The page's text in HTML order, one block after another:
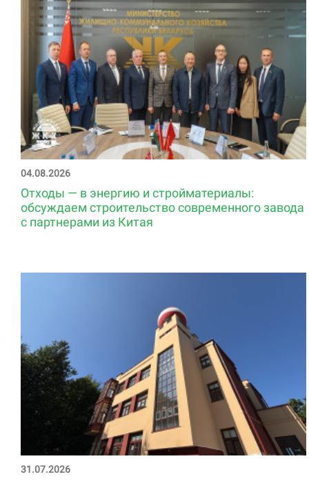
04.08.2026
Отходы — в энергию и стройматериалы:
обсуждаем строительство современного завода
с партнерами из Китая
31.07.2026